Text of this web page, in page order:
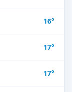
16°
17°
17°